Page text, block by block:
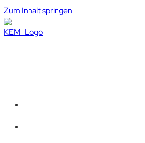
Zum Inhalt springen